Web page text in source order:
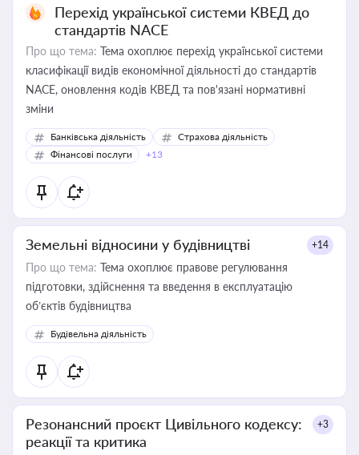
Перехід української системи КВЕД до
стандартів NACE
Про що тема: Тема охоплює перехід української системи
класифікації видів економічної діяльності до стандартів
NACE, оновлення кодів КВЕД та пов'язані нормативні
зміни
Банківська діяльність
Страхова діяльність
Фінансові послуги
+13
Земельні відносини у будівництві +14
Про що тема: Тема охоплює правове регулювання
підготовки, здійснення та введення в експлуатацію
об’єктів будівництва
Будівельна діяльність
Резонансний проєкт Цивільного кодексу:
реакції та критика
+3